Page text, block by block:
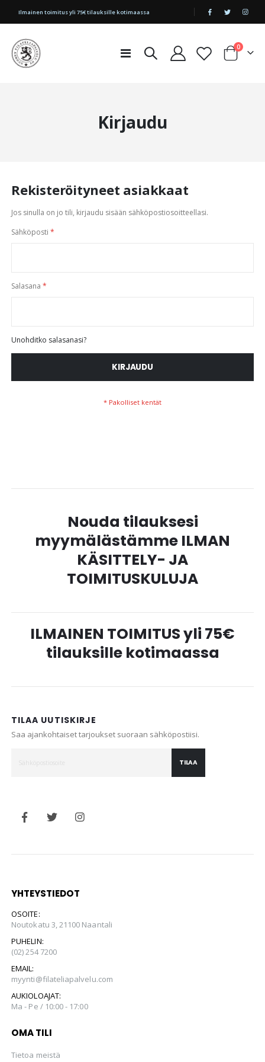
|
Ilmainen toimitus yli 75€ tilauksille kotimaassa
Toggle
Cart
0tuotetta
Kirjaudu
Rekisteröityneet asiakkaat
Jos sinulla on jo tili, kirjaudu sisään sähköpostiosoitteellasi.
Sähköposti
Salasana
Unohditko salasanasi?
KIRJAUDU
Nouda tilauksesi
myymälästämme ILMAN
KÄSITTELY- JA
TOIMITUSKULUJA
ILMAINEN TOIMITUS yli 75€
tilauksille kotimaassa
TILAA UUTISKIRJE
Saa ajankohtaiset tarjoukset suoraan sähköpostiisi.
TILAA
YHTEYSTIEDOT
OSOITE:
Noutokatu 3, 21100 Naantali
PUHELIN:
(02) 254 7200
EMAIL:
myynti@filateliapalvelu.com
AUKIOLOAJAT:
Ma - Pe / 10:00 - 17:00
OMA TILI
Tietoa meistä